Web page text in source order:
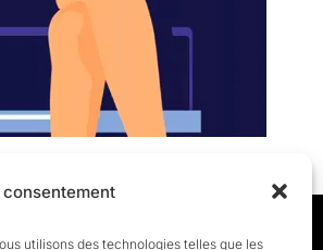
consentement
utilisons des technologies telles que les